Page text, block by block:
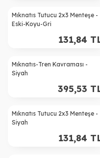
Mıknatıs Tutucu 2x3 Menteşe -
Eski-Koyu-Gri
131,84
Mıknatıs-Tren Kavraması -
Siyah
395,53
Mıknatıs Tutucu 2x3 Menteşe -
Siyah
131,84